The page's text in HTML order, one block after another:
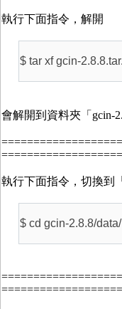
執行下面指令，解開
$ tar xf gcin-
會解開到資料夾「gcin-
執行下面指令，切換到
$ cd gcin-2.8.8/data/